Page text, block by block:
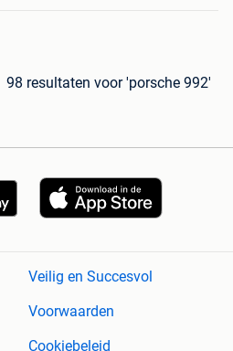
98 resultaten voor 'porsche 992'
Veilig en Succesvol
Voorwaarden
Cookiebeleid